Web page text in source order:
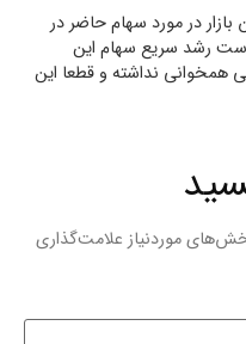
بازار در مورد سهام حاضر در
رشد سریع سهام این
همخوانی نداشته و قطعا این
موردنیاز علامت‌گذاری